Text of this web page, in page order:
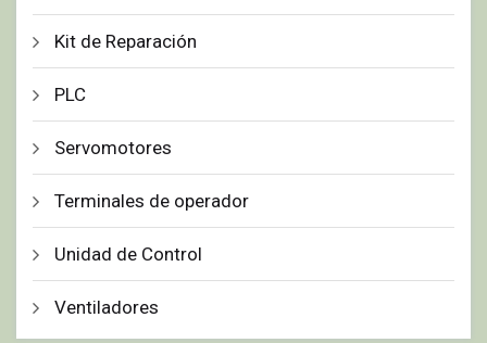
Kit de Reparación
PLC
Servomotores
Terminales de operador
Unidad de Control
Ventiladores